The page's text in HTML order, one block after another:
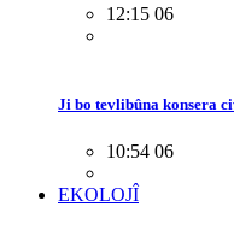
12:15 06
Ji bo tevlibûna konsera
10:54 06
EKOLOJÎ